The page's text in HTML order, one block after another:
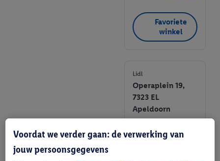
Favoriete
winkel
Lidl
Operaplein 19,
7323 EL
Apeldoorn
Voordat we verder gaan: de verwerking van
jouw persoonsgegevens